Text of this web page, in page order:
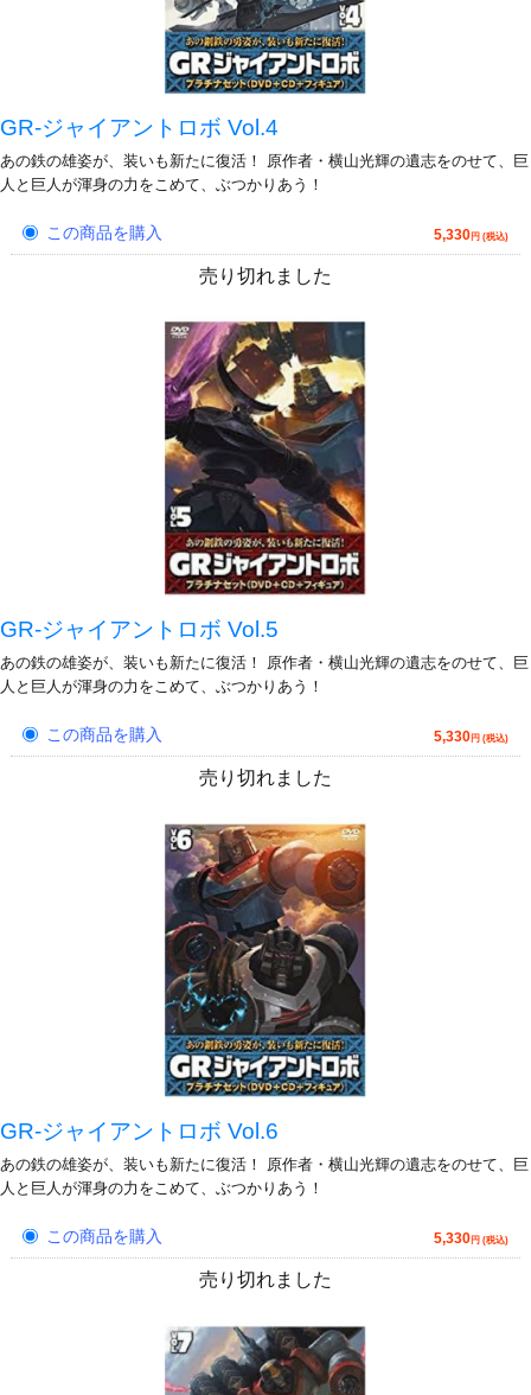
GR-ジャイアントロボ Vol.4
あの鉄の雄姿が、装いも新たに復活！ 原作者・横山光輝の遺志をのせて、巨
人と巨人が渾身の力をこめて、ぶつかりあう！
この商品を購入 5,330円 (税込)
売り切れました
GR-ジャイアントロボ Vol.5
あの鉄の雄姿が、装いも新たに復活！ 原作者・横山光輝の遺志をのせて、巨
人と巨人が渾身の力をこめて、ぶつかりあう！
この商品を購入 5,330円 (税込)
売り切れました
GR-ジャイアントロボ Vol.6
あの鉄の雄姿が、装いも新たに復活！ 原作者・横山光輝の遺志をのせて、巨
人と巨人が渾身の力をこめて、ぶつかりあう！
この商品を購入 5,330円 (税込)
売り切れました